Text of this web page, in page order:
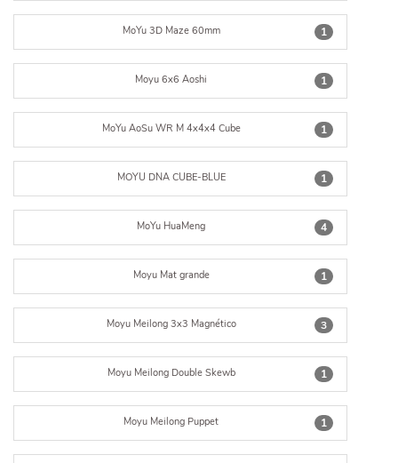
1
MoYu 3D Maze 60mm
1
Moyu 6x6 Aoshi
1
MoYu AoSu WR M 4x4x4 Cube
1
MOYU DNA CUBE-BLUE
4
MoYu HuaMeng
1
Moyu Mat grande
3
Moyu Meilong 3x3 Magnético
1
Moyu Meilong Double Skewb
1
Moyu Meilong Puppet